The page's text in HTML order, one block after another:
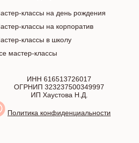
ИНН 616513726017
ОГРНИП 323237500349997
ИП Хаустова Н.Д.
Политика конфиденциальности
классы на день рождения
классы на корпоратив
классы в школу
мастер-классы